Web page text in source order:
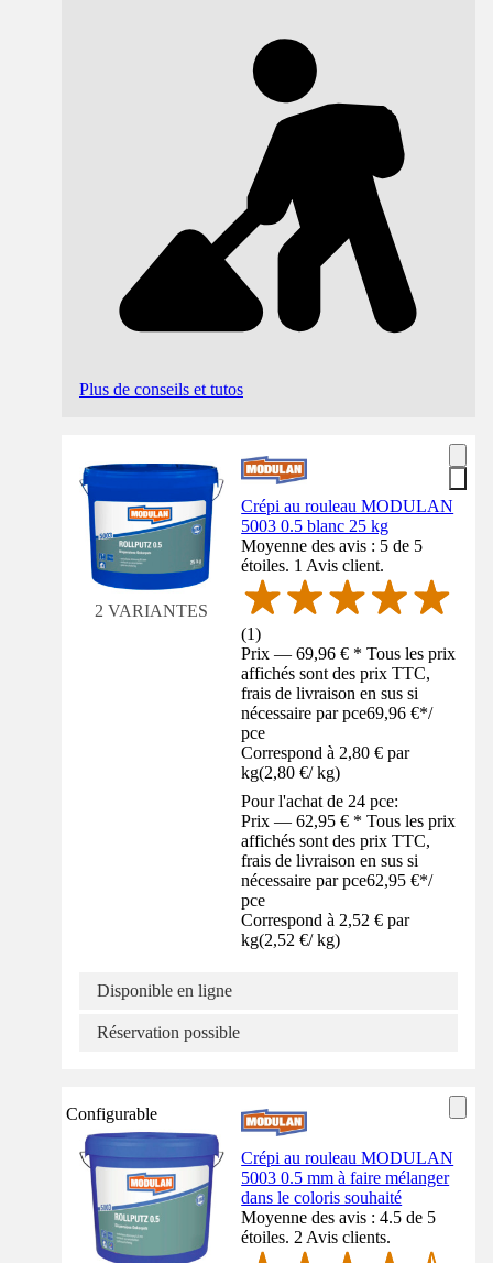
Plus de conseils et tutos
2 VARIANTES
Crépi au rouleau MODULAN
5003 0.5 blanc 25 kg
Moyenne des avis : 5 de 5
étoiles. 1 Avis client.
(1)
Prix — 69,96 € * Tous les prix
affichés sont des prix TTC,
frais de livraison en sus si
nécessaire par pce69,96 €*/
pce
Correspond à 2,80 € par
kg(2,80 €/ kg)
Pour l'achat de 24 pce:
Prix — 62,95 € * Tous les prix
affichés sont des prix TTC,
frais de livraison en sus si
nécessaire par pce62,95 €*/
pce
Correspond à 2,52 € par
kg(2,52 €/ kg)
Disponible en ligne
Réservation possible
Configurable
Crépi au rouleau MODULAN
5003 0.5 mm à faire mélanger
dans le coloris souhaité
Moyenne des avis : 4.5 de 5
étoiles. 2 Avis clients.